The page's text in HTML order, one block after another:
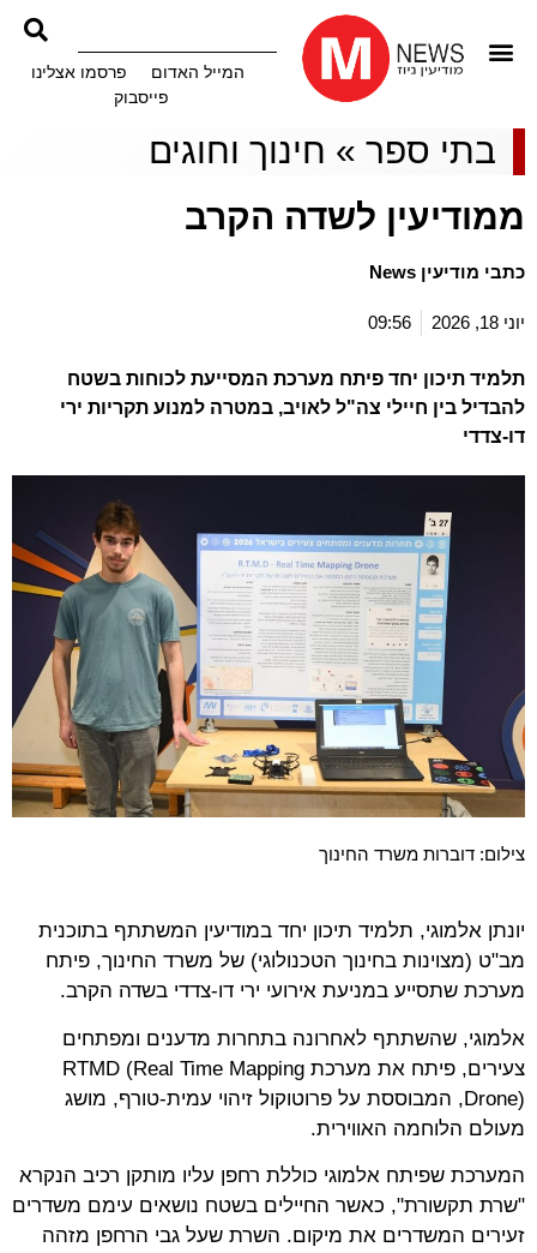
המייל האדום
פרסמו אצלינו
פייסבוק
בתי ספר» חינוך וחוגים
ממודיעין לשדה הקרב
כתבי מודיעין News
יוני 18, 2026 09:56
תלמיד תיכון יחד פיתח מערכת המסייעת לכוחות בשטח
להבדיל בין חיילי צה"ל לאויב, במטרה למנוע תקריות ירי
דו-צדדי
צילום: דוברות משרד החינוך
יונתן אלמוגי, תלמיד תיכון יחד במודיעין המשתתף בתוכנית
מב"ט (מצוינות בחינוך הטכנולוגי) של משרד החינוך, פיתח
מערכת שתסייע במניעת אירועי ירי דו-צדדי בשדה הקרב.
אלמוגי, שהשתתף לאחרונה בתחרות מדענים ומפתחים
צעירים, פיתח את מערכת RTMD (Real Time Mapping
Drone), המבוססת על פרוטוקול זיהוי עמית-טורף, מושג
מעולם הלוחמה האווירית.
המערכת שפיתח אלמוגי כוללת רחפן עליו מותקן רכיב הנקרא
"שרת תקשורת", כאשר החיילים בשטח נושאים עימם משדרים
זעירים המשדרים את מיקום. השרת שעל גבי הרחפן מזהה